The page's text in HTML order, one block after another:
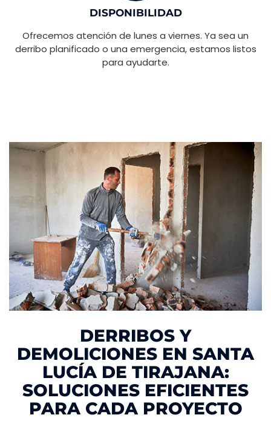
DISPONIBILIDAD
Ofrecemos atención de lunes a viernes. Ya sea un
derribo planificado o una emergencia, estamos listos
para ayudarte.
DERRIBOS Y
DEMOLICIONES EN SANTA
LUCÍA DE TIRAJANA:
SOLUCIONES EFICIENTES
PARA CADA PROYECTO